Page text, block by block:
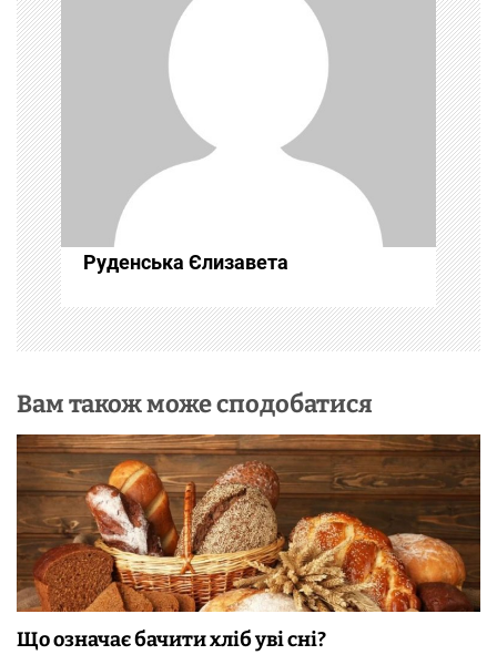
я
з
а
п
и
с
і
в
Руденська Єлизавета
Вам також може сподобатися
Що означає бачити хліб уві сні?